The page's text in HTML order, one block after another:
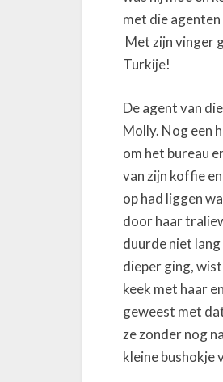
o
n
d
r
z
o
e
k
met die
Met zijn vinger
Turkije!
De agent van
Molly. Nog een
om het bureau
van zijn koffie
op had liggen
door haar
duurde niet
dieper ging,
keek met haar
geweest met
ze zonder nog
kleine bushokje